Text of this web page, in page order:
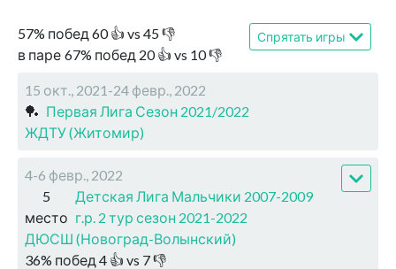
57% побед 60👍 vs 45👎
в паре 67% побед 20👍 vs 10👎
Спрятать игры
15 окт., 2021-24 февр., 2022
🏓 Первая Лига Сезон 2021/2022
ЖДТУ (Житомир)
4-6 февр., 2022
5
место
Детская Лига Мальчики 2007-2009
г.р. 2 тур сезон 2021-2022
ДЮСШ (Новоград-Волынский)
36% побед 4 👍 vs 7👎